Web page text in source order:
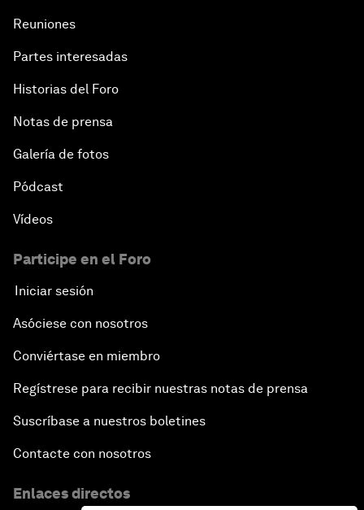
Reuniones
Partes interesadas
Historias del Foro
Notas de prensa
Galería de fotos
Pódcast
Vídeos
Participe en el Foro
Iniciar sesión
Asóciese con nosotros
Conviértase en miembro
Regístrese para recibir nuestras notas de prensa
Suscríbase a nuestros boletines
Contacte con nosotros
Enlaces directos